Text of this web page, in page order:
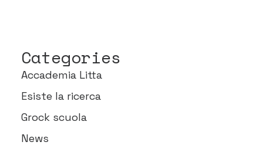
Categories
Accademia Litta
Esiste la ricerca
Grock scuola
News